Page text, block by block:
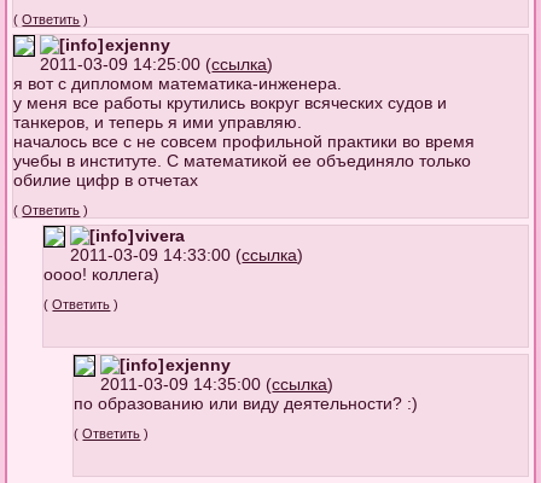
(Ответить )
exjenny
2011-03-09 14:25:00 (ссылка)
я вот с дипломом математика-инженера.
у меня все работы крутились вокруг всяческих судов и
танкеров, и теперь я ими управляю.
началось все с не совсем профильной практики во время
учебы в институте. С математикой ее объединяло только
обилие цифр в отчетах
(Ответить )
vivera
2011-03-09 14:33:00 (ссылка)
оооо! коллега)
(Ответить )
exjenny
2011-03-09 14:35:00 (ссылка)
по образованию или виду деятельности? :)
(Ответить )